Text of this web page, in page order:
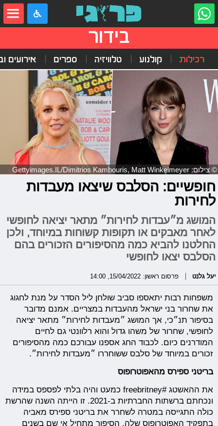
בידור
רכילות קולנוע טלוויזיה ספרים אירועים
© צילום: Gettyimages.IL/Dimitrios Kambouris, Matt Winkelmeyer
חופשיים: הסלבס שיצאו מעבדות
לחירות
המושג מ״עבדות לחירות״ מתאר יציאה לחופשי
לאחר מאבקים או תקופות קשוחות במיוחד, ולכן
החלטנו להביא כמה מהסיפורים הזכורים בהם
הסלבס יצאו לחופשי
יעל גלנט פרסום ראשון: 15/04/2022, 14:00
משפחות רבות יתאספו סביב שולחן ליל הסדר על מנת לחגוג
את שחרור בני ישראל מהעבדות במצריים. אמנם מדובר
בסיפור תנ״כי, אך המושג ״מעבדות לחירות״ מתאר יציאה
לחופשי, שחרור של משהו גדול והוא רלוונטי גם לחיים
המודרנים כיום. לכבוד החג אספנו עבורכם כמה מהסיפורים
זכורים במיוחד של סלבס ששוחררו ״מעבדות לחירות״.
בריטני ספירס מהאפוטרופוס
את ההאשטג #freebritney כמעט והיה בלתי לפספס במידה
ונכחתם ברשתות החברתיות ב-2021. זו הייתה השנה שהרשת
כולה התגייסה במטרה לשחרר את בריטני ספירס מאביה
בתפקיד האפוטרופוס שלה. הסיפור מתחיל אי שם בשנים